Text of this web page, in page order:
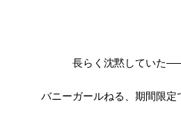
長らく沈黙していた
バニーガールねる、期間限定